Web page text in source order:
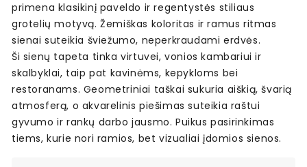
primena klasikinį paveldo ir regentystės stiliaus
grotelių motyvą. Žemiškas koloritas ir ramus ritmas
sienai suteikia šviežumo, neperkraudami erdvės.
Ši sienų tapeta tinka virtuvei, vonios kambariui ir
skalbyklai, taip pat kavinėms, kepykloms bei
restoranams. Geometriniai taškai sukuria aiškią, švarią
atmosferą, o akvarelinis piešimas suteikia raštui
gyvumo ir rankų darbo jausmo. Puikus pasirinkimas
tiems, kurie nori ramios, bet vizualiai įdomios sienos.